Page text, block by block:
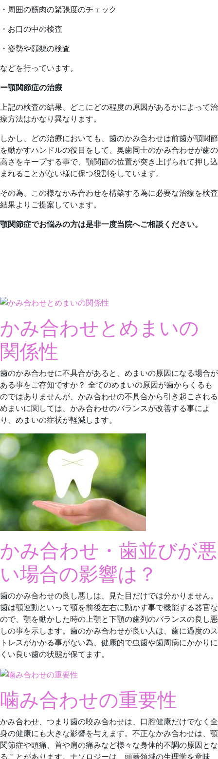
・周囲の筋肉の緊張度のチェック
・お口の中の検査
・姿勢や顔貌の検査
などを行っています。
ー顎関節症の治療
上記の検査の結果、どこにどの程度の原因があるかによって治
療方法はかなり異なります。
しかし、どの治療においても、歯のかみ合わせは前歯が顎関節
を動かすハンドルの役目をして、奥歯同士のかみ合わせが歯の
高さをキープする事で、顎関節の位置が突き上げられて押し込
まれることがない様に保つ役割をしています。
その為、この様なかみ合わせを構築する為に必要な治療を検査
結果よりご提案しています。
顎関節症でお悩みの方は是非一度当院へご相談ください。
かみ合わせとめまいの
関係性
歯のかみ合わせに不具合があると、めまいの原因になる場合が
ある事をご存知ですか？ 全てのめまいの原因が歯からくるも
のではありませんが、かみ合わせの不具合から引き起こされる
めまいに関しては、かみ合わせのバランスが改善する事によ
り、めまいの症状が軽減します。
かみ合わせ・歯並びが悪
い場合の影響は？
歯のかみ合わせの良し悪しは、見た目だけでは分かりません。
歯は顎運動といって顎を前後左右に動かす事で機能する器官な
ので、顎を動かした時の上顎と下顎の歯列のバランスの良し悪
しの事を示します。歯のかみ合わせが良い人は、歯に過度のス
トレスがかかる事がない為、健康的で虫歯や歯周病にかかりに
くい良い歯の状態が保てます。
噛み合わせの重要性
かみ合わせ、つまり歯の咬み合わせは、口腔健康だけでなく全
身の健康にも大きな影響を与えます。不正なかみ合わせは、顎
関節症や頭痛、首や肩の痛みなど様々な身体的不調の原因とな
ることがあります。ナソロジーは、頭蓋領域の生理学を意味